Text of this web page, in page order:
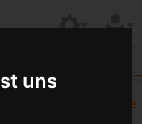
uns
Hilfe